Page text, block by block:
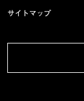
サイトマップ